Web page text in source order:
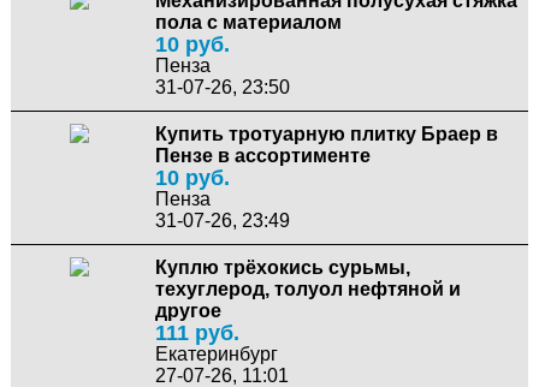
пола с материалом
10 руб.
Пенза
31-07-26, 23:50
Купить тротуарную плитку Браер в
Пензе в ассортименте
10 руб.
Пенза
31-07-26, 23:49
Куплю трёхокись сурьмы,
техуглерод, толуол нефтяной и
другое
111 руб.
Екатеринбург
27-07-26, 11:01